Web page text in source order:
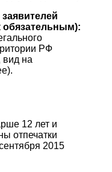
обязательным):
РФ
вид на
12 лет и
отпечатки
2015